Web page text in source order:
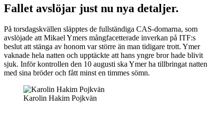
Fallet avslöjar just nu nya detaljer.
På torsdagskvällen släpptes de fullständiga CAS-domarna, som
avslöjade att Mikael Ymers mångfacetterade inverkan på ITF:s
beslut att stänga av honom var större än man tidigare trott. Ymer
vaknade hela natten och upptäckte att hans yngre bror hade blivit
sjuk. Inför kontrollen den 10 augusti ska Ymer ha tillbringat natten
med sina bröder och fått minst en timmes sömn.
Karolin Hakim Pojkvän